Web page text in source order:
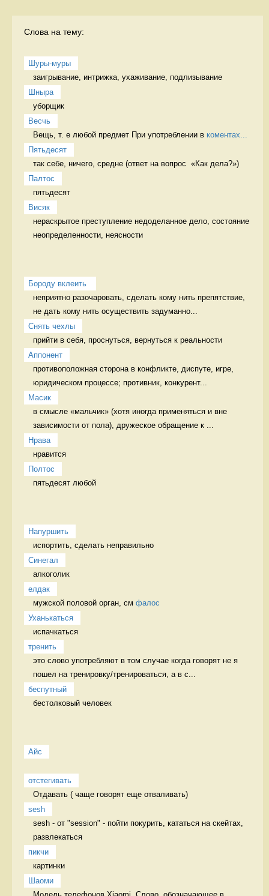
Слова на тему:
Шуры-муры
заигрывание, интрижка, ухаживание, подлизывание
Шныра
уборщик
Весчь
Вещь, т. е любой предмет При употреблении в коментах...
Пятьдесят
так себе, ничего, средне (ответ на вопрос  «Как дела?»)
Палтос
пятьдесят
Висяк
нераскрытое преступление недоделанное дело, состояние
неопределенности, неясности
Бороду вклеить
неприятно разочаровать, сделать кому нить препятствие,
не дать кому нить осуществить задуманно...
Снять чехлы
прийти в себя, проснуться, вернуться к реальности
Аппонент
противоположная сторона в конфликте, диспуте, игре,
юридическом процессе; противник, конкурент...
Масик
в смысле «мальчик» (хотя иногда применяться и вне
зависимости от пола), дружеское обращение к ...
Нрава
нравится
Полтос
пятьдесят любой
Напуршить
испортить, сделать неправильно
Синегал
алкоголик
елдак
мужской половой орган, см фалос
Уханькаться
испачкаться
тренить
это слово употребляют в том случае когда говорят не я
пошел на тренировку/тренироваться, а в с...
беспутный
бестолковый человек
Айс
отстегивать
Отдавать ( чаще говорят еще отваливать)
sesh
sesh - от "session" - пойти покурить, кататься на скейтах,
развлекаться
пикчи
картинки
Шаоми